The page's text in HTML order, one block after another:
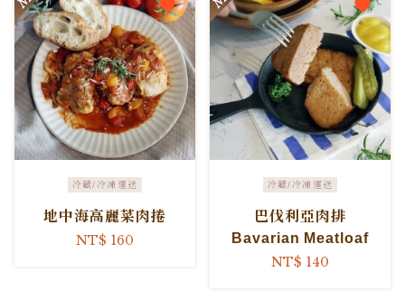
冷藏/冷凍運送
地中海高麗菜肉捲
NT$ 160
冷藏/冷凍運送
巴伐利亞肉排
Bavarian Meatloaf
NT$ 140